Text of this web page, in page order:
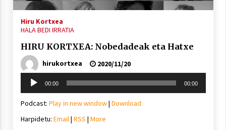
Hiru Kortxea
HALA BEDI IRRATIA
HIRU KORTXEA: Nobedadeak eta Hatxe
hirukortxea
2020/11/20
Soinu
erreproduzigailua
00:00 00:00
Podcast: Play in new window| Download
Harpidetu: Email| RSS | More